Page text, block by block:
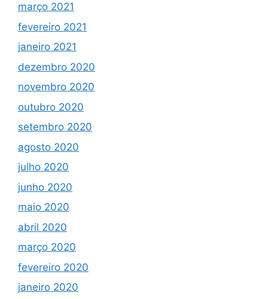
março 2021
fevereiro 2021
janeiro 2021
dezembro 2020
novembro 2020
outubro 2020
setembro 2020
agosto 2020
julho 2020
junho 2020
maio 2020
abril 2020
março 2020
fevereiro 2020
janeiro 2020